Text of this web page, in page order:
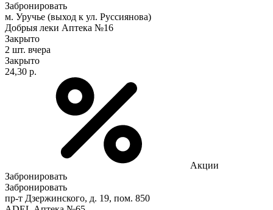
Забронировать
м. Уручье (выход к ул. Руссиянова)
Добрыя леки Аптека №16
Закрыто
2 шт. вчера
Закрыто
24,30 р.
Акции
Забронировать
Забронировать
пр-т Дзержинского, д. 19, пом. 850